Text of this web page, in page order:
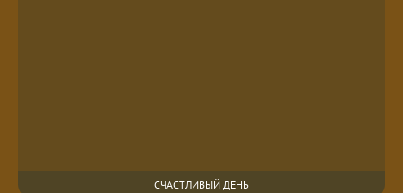
СЧАСТЛИВЫЙ ДЕНЬ